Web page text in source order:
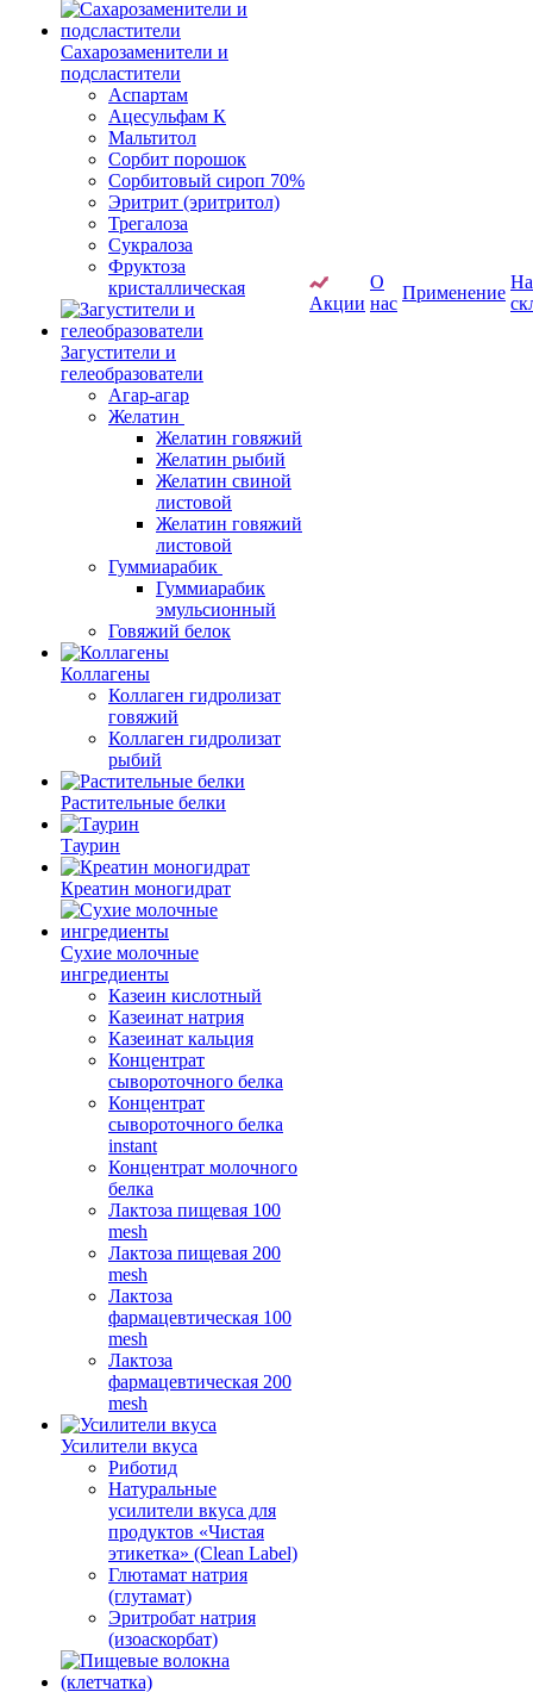
Сахарозаменители и
подсластители
Аспартам
Ацесульфам К
Мальтитол
Сорбит порошок
Сорбитовый сироп 70%
Эритрит (эритритол)
Трегалоза
Сукралоза
Фруктоза
кристаллическая
Загустители и
гелеобразователи
Агар-агар
Желатин
Желатин говяжий
Желатин рыбий
Желатин свиной
листовой
Желатин говяжий
листовой
Гуммиарабик
Гуммиарабик
эмульсионный
Говяжий белок
Коллагены
Коллаген гидролизат
говяжий
Коллаген гидролизат
рыбий
Растительные белки
Таурин
Креатин моногидрат
Сухие молочные
ингредиенты
Казеин кислотный
Казеинат натрия
Казеинат кальция
Концентрат
сывороточного белка
Концентрат
сывороточного белка
instant
Концентрат молочного
белка
Лактоза пищевая 100
mesh
Лактоза пищевая 200
mesh
Лактоза
фармацевтическая 100
mesh
Лактоза
фармацевтическая 200
mesh
Усилители вкуса
Риботид
Натуральные
усилители вкуса для
продуктов «Чистая
этикетка» (Clean Label)
Глютамат натрия
(глутамат)
Эритробат натрия
(изоаскорбат)
Акции
О
нас
Применение